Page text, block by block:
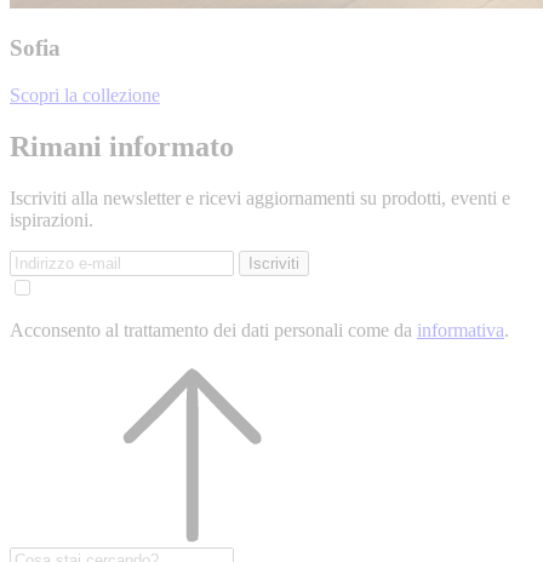
Sofia
Scopri la collezione
Rimani informato
Iscriviti alla newsletter e ricevi aggiornamenti su prodotti, eventi e
ispirazioni.
Iscriviti
Acconsento al trattamento dei dati personali come da informativa.